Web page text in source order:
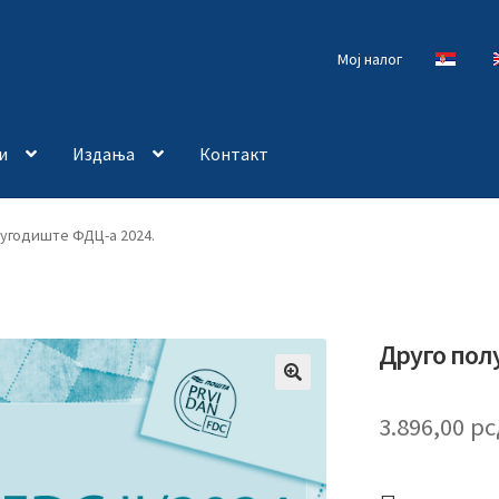
Мој налог
Издања Контакт
ФДЦ-а 2024.
Друго
3.896,00